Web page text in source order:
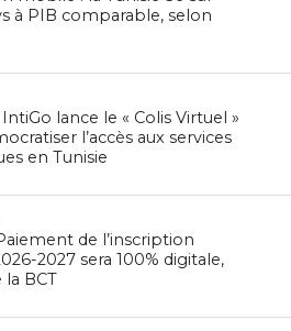
à PIB comparable, selon
lance le « Colis Virtuel »
l’accès aux services
en Tunisie
de l’inscription
2027 sera 100% digitale,
BCT